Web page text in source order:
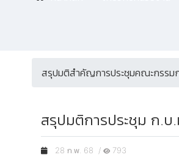
สรุปมติสำคัญการประชุมคณะกรรม
สรุปมติการประชุม ก.
28 ก.พ. 68 / 793